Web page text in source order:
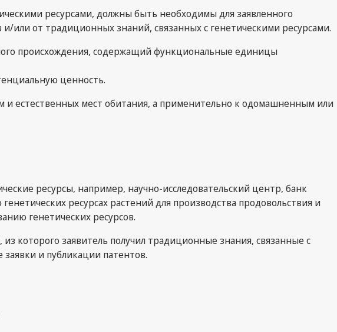
ресурсами, должны быть необходимы для заявленного
или от традиционных знаний, связанных с генетическими ресурсами.
происхождения, содержащий функциональные единицы
и естественных мест обитания, а применительно к одомашненным или
ресурсы, например, научно-исследовательский центр, банк
ресурсах растений для производства продовольствия и
генетических ресурсов.
которого заявитель получил традиционные знания, связанные с
и публикации патентов.